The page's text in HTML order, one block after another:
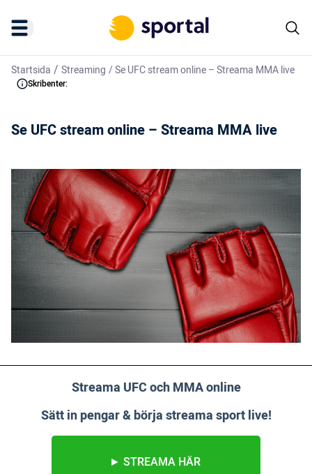
Startsida / Streaming /Se UFC stream online – Streama MMA live
Skribenter:
Se UFC stream online – Streama MMA live
Streama UFC och MMA online
Sätt in pengar & börja streama sport live!
► STREAMA HÄR